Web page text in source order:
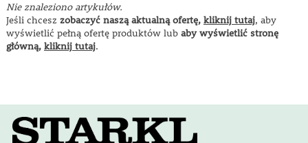
Nie znaleziono artykułów.
Jeśli chcesz zobaczyć naszą aktualną ofertę, kliknij tutaj, aby
wyświetlić pełną ofertę produktów lub aby wyświetlić stronę
główną, kliknij tutaj.